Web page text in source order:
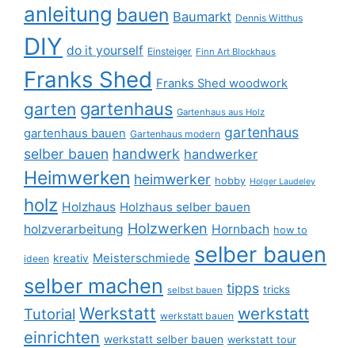
anleitung bauen Baumarkt Dennis Witthus
DIY do it yourself Einsteiger Finn Art Blockhaus
Franks Shed Franks Shed woodwork
garten gartenhaus Gartenhaus aus Holz
gartenhaus bauen Gartenhaus modern gartenhaus
selber bauen handwerk handwerker
Heimwerken heimwerker hobby Holger Laudeley
holz Holzhaus Holzhaus selber bauen
holzverarbeitung Holzwerken Hornbach how to
ideen kreativ Meisterschmiede selber bauen
selber machen selbst bauen tipps tricks
Tutorial Werkstatt werkstatt bauen werkstatt
einrichten werkstatt selber bauen werkstatt tour